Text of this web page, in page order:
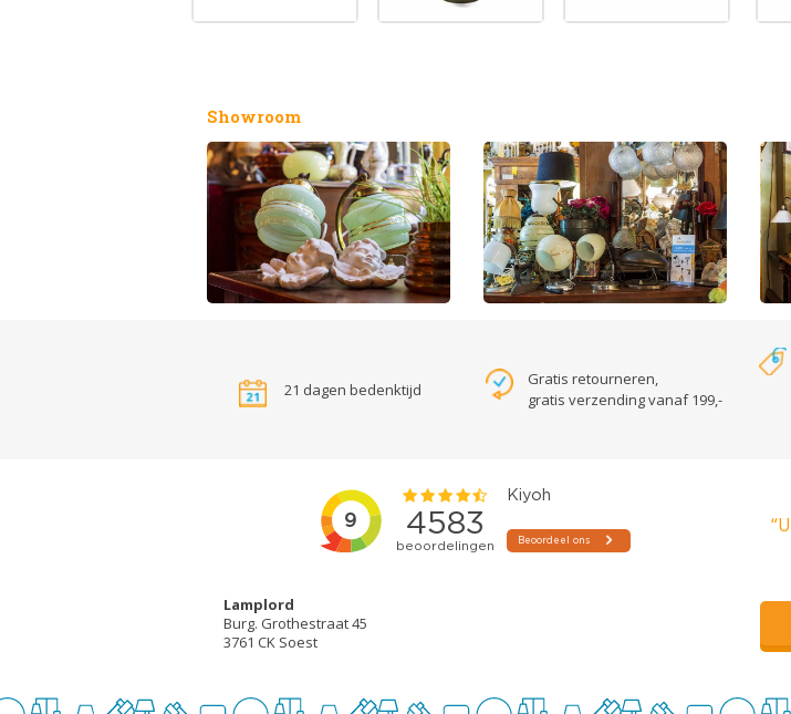
Showroom
21 dagen bedenktijd
Gratis retourneren,
gratis verzending vanaf 199,-
Lamplord
Burg. Grothestraat 45
3761 CK Soest